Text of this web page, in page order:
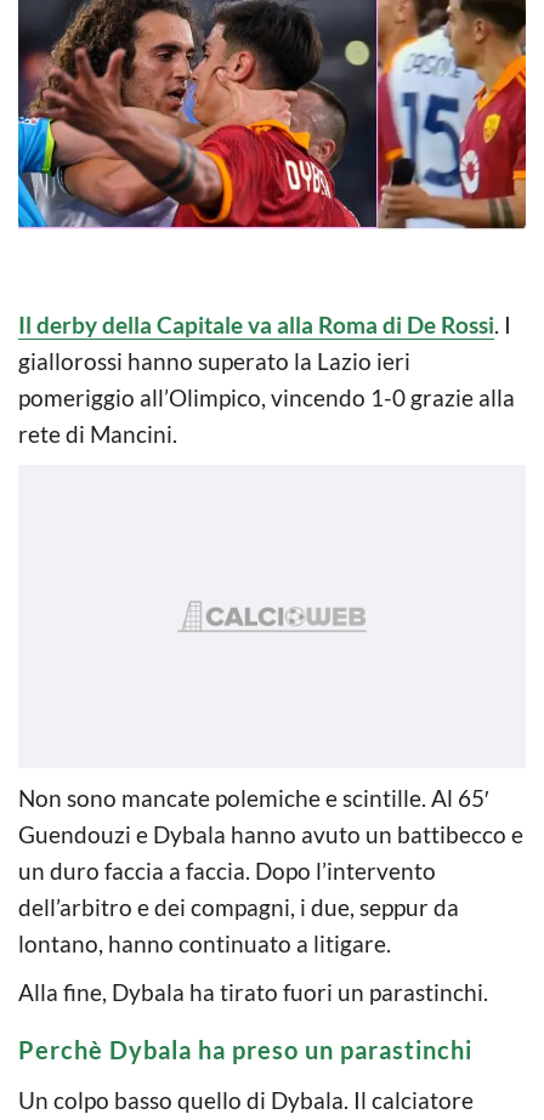
Il derby della Capitale va alla Roma di De Rossi. I
giallorossi hanno superato la Lazio ieri
pomeriggio all’Olimpico, vincendo 1-0 grazie alla
rete di Mancini.
Non sono mancate polemiche e scintille. Al 65′
Guendouzi e Dybala hanno avuto un battibecco e
un duro faccia a faccia. Dopo l’intervento
dell’arbitro e dei compagni, i due, seppur da
lontano, hanno continuato a litigare.
Alla fine, Dybala ha tirato fuori un parastinchi.
Perchè Dybala ha preso un parastinchi
Un colpo basso quello di Dybala. Il calciatore